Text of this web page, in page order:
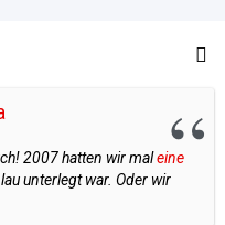
2007 hatten wir maleine
unterlegt war. Oder wir